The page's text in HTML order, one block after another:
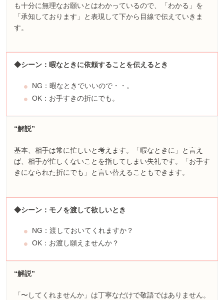
も十分に無理なお願いとはわかっているので、「わかる」を
「承知しております」と表現して下から目線で伝えていきま
す。
◆シーン：暇なときに依頼することを伝えるとき
NG：暇なときでいいので・・。
OK：お手すきの折にでも。
“解説”
基本、相手は常に忙しいと考えます。「暇なときに」と言え
ば、相手が忙しくないことを指してしまい失礼です。「お手す
きになられた折にでも」と言い替えることもできます。
◆シーン：モノを渡して欲しいとき
NG：渡しておいてくれますか？
OK：お渡し願えませんか？
“解説”
「〜してくれませんか」は丁寧なだけで敬語ではありません。